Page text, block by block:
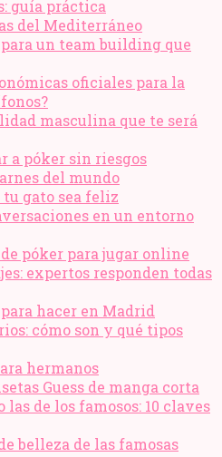
guía práctica
del Mediterráneo
para un team building que
oficiales para la
masculina que te será
a póker sin riesgos
del mundo
tu gato sea feliz
en un entorno
póker para jugar online
expertos responden todas
hacer en Madrid
cómo son y qué tipos
hermanos
Guess de manga corta
las de los famosos: 10 claves
belleza de las famosas